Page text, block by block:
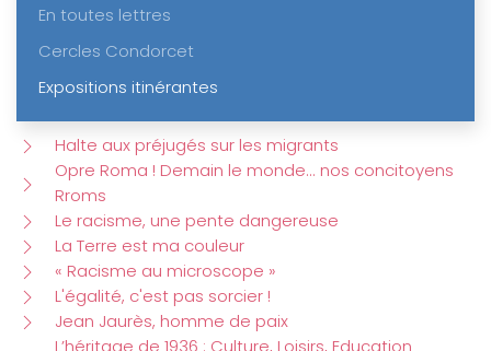
En toutes lettres
Cercles Condorcet
Expositions itinérantes
Halte aux préjugés sur les migrants
Opre Roma ! Demain le monde... nos concitoyens
Rroms
Le racisme, une pente dangereuse
La Terre est ma couleur
« Racisme au microscope »
L'égalité, c'est pas sorcier !
Jean Jaurès, homme de paix
L’héritage de 1936 : Culture, Loisirs, Education